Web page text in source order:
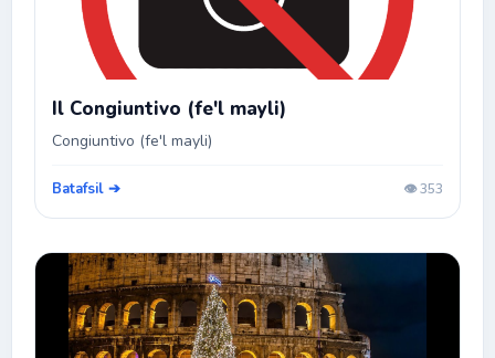
Il Congiuntivo (fe'l mayli)
Congiuntivo (fe'l mayli)
Batafsil ➔ 👁️ 353